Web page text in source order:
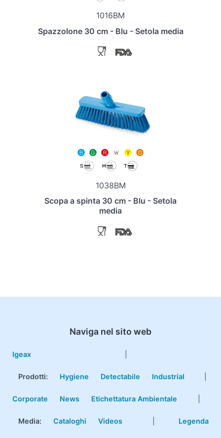
1016BM
Spazzolone 30 cm - Blu - Setola media
1038BM
Scopa a spinta 30 cm - Blu - Setola
media
Naviga nel sito web
Igeax
Prodotti: Hygiene Detectabile Industrial
Corporate News Etichettatura Ambientale
Media: Cataloghi Videos Legenda